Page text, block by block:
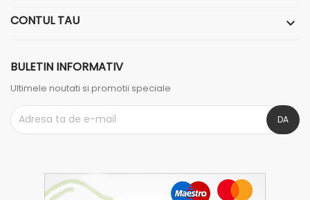
CONTUL TAU 
BULETIN INFORMATIV
Ultimele noutati si promotii speciale